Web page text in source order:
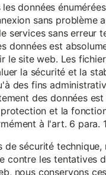
données
sans problème
services sans erreur
données est
le site web. Les
la sécurité et la
des fins
des données
et la
à l'art. 6 para.
de sécurité technique,
contre les tentatives
nous conservons